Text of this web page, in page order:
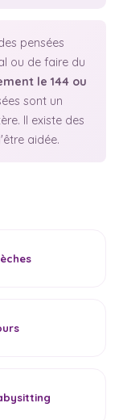
pensées
ou de faire du
le 144 ou
sont un
Il existe des
aidée.